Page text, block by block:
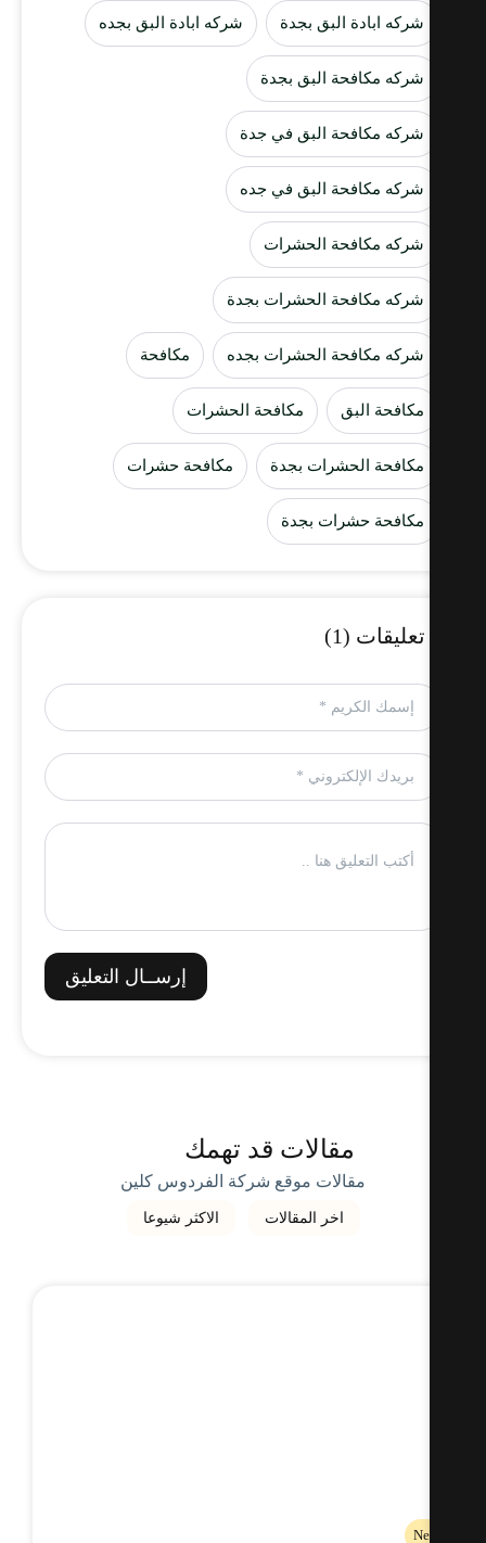
شركه ابادة البق بجدة شركه ابادة البق بجده
شركه مكافحة البق بجدة
شركه مكافحة البق في جدة
شركه مكافحة البق في جده
شركه مكافحة الحشرات
شركه مكافحة الحشرات بجدة
شركه مكافحة الحشرات بجده مكافحة
مكافحة البق مكافحة الحشرات
مكافحة الحشرات بجدة مكافحة حشرات
مكافحة حشرات بجدة
تعليقات (1)
إرســال التعليق
مقالات قد تهمك
مقالات موقع شركة الفردوس كلين
اخر المقالات الاكثر شيوعا